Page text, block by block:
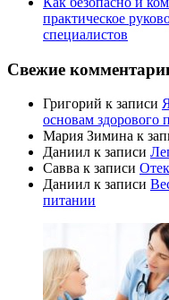
практическое
специалистов
Свежие
Григорий к записи
основам здорового
Мария Зимина к
Даниил к записи
Савва к записи
Даниил к записи
питании